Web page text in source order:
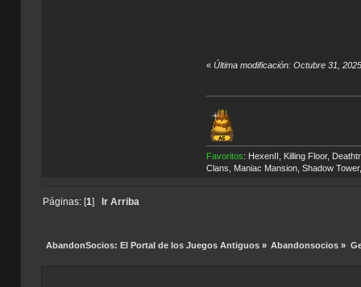
«Última modificación: Octubre 31,
Favoritos: HexenII, Killing Floor,
Clans, Maniac Mansion, Shadow
Páginas: [1] Ir Arriba
AbandonSocios: El Portal de los Juegos Antiguos» Abandonsocios »